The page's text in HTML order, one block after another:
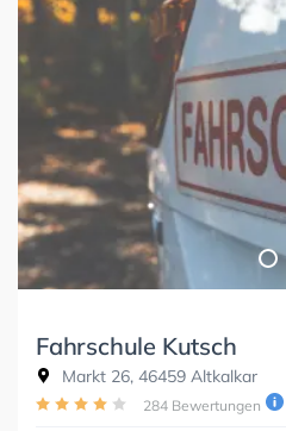
Fahrschule Kutsch
Markt 26, 46459 Altkalkar
284 Bewertungen